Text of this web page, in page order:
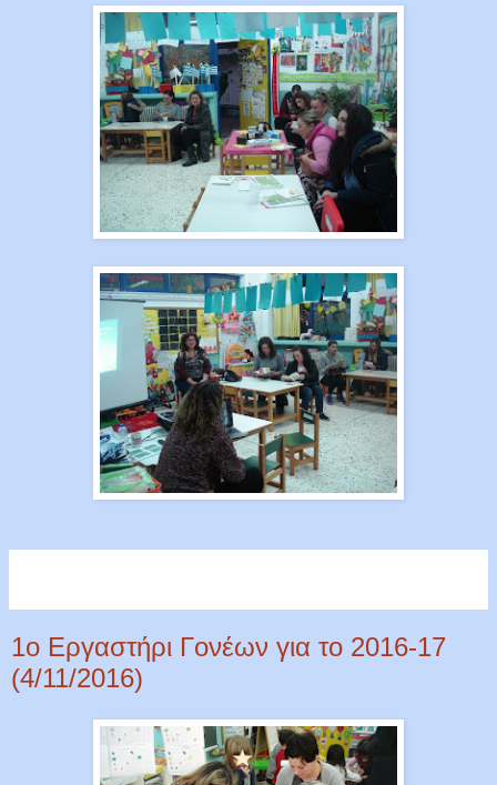
1ο Εργαστήρι Γονέων για το 2016-17
(4/11/2016)